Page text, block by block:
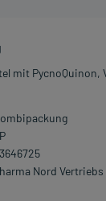
mit PycnoQuinon,
Nord Vertriebs